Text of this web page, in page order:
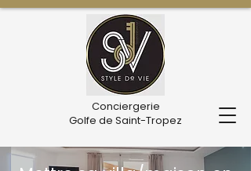
Conciergerie
Golfe de Saint-Tropez